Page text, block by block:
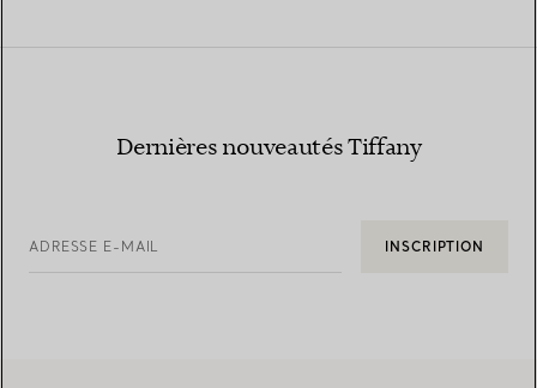
Dernières nouveautés Tiffany
ADRESSE E-MAIL INSCRIPTION